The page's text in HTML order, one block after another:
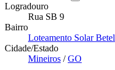
Logradouro
Rua SB 9
Bairro
Loteamento Solar Betel
Cidade/Estado
Mineiros /GO